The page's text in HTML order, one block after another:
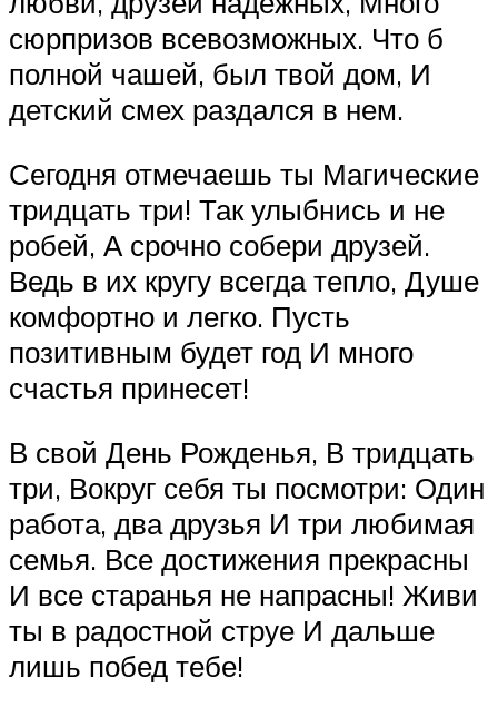
сюрпризов всевозможных. Что б
полной чашей, был твой дом, И
детский смех раздался в нем.
Сегодня отмечаешь ты Магические
тридцать три! Так улыбнись и не
робей, А срочно собери друзей.
Ведь в их кругу всегда тепло, Душе
комфортно и легко. Пусть
позитивным будет год И много
счастья принесет!
В свой День Рожденья, В тридцать
три, Вокруг себя ты посмотри: Один
работа, два друзья И три любимая
семья. Все достижения прекрасны
И все старанья не напрасны! Живи
ты в радостной струе И дальше
лишь побед тебе!